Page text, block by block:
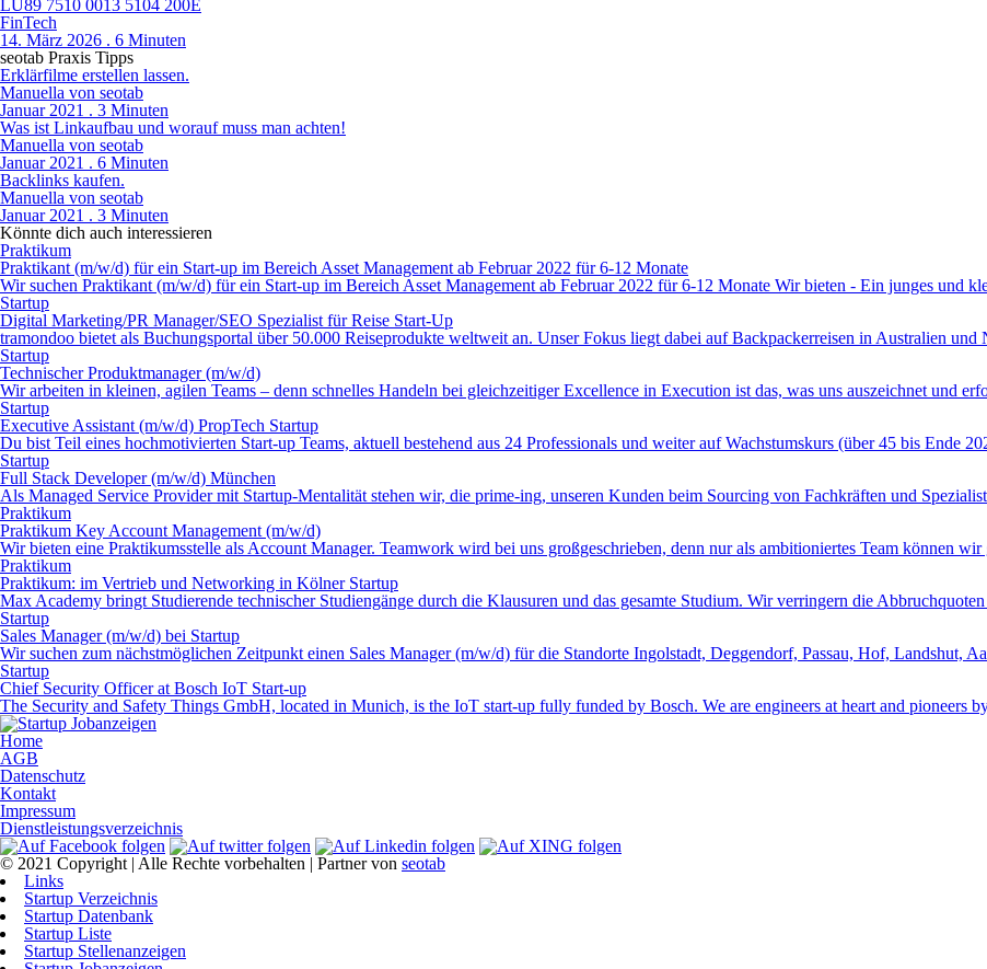
LU89 7510 0013 5104 200E
FinTech
14. März 2026 . 6 Minuten
seotab Praxis Tipps
Erklärfilme erstellen lassen.
Manuella von seotab
Januar 2021 . 3 Minuten
Was ist Linkaufbau und worauf muss man achten!
Manuella von seotab
Januar 2021 . 6 Minuten
Backlinks kaufen.
Manuella von seotab
Januar 2021 . 3 Minuten
Könnte dich auch interessieren
Praktikum
Praktikant (m/w/d) für ein Start-up im Bereich Asset Management ab Februar 2022 für 6-12 Monate
Wir suchen Praktikant (m/w/d) für ein Start-up im Bereich Asset Management ab Februar 2022 für 6-12 Monate Wir bieten - Ein junges und
Startup
Digital Marketing/PR Manager/SEO Spezialist für Reise Start-Up
tramondoo bietet als Buchungsportal über 50.000 Reiseprodukte weltweit an. Unser Fokus liegt dabei auf Backpackerreisen in Australien und
Startup
Technischer Produktmanager (m/w/d)
Wir arbeiten in kleinen, agilen Teams – denn schnelles Handeln bei gleichzeitiger Excellence in Execution ist das, was uns auszeichnet und
Startup
Executive Assistant (m/w/d) PropTech Startup
Du bist Teil eines hochmotivierten Start-up Teams, aktuell bestehend aus 24 Professionals und weiter auf Wachstumskurs (über 45 bis Ende
Startup
Full Stack Devel­oper (m/w/d) München
Als Managed Service Provider mit Startup-Mentalität stehen wir, die prime-ing, unseren Kunden beim Sourcing von Fachkräften und
Praktikum
Praktikum Key Account Management (m/w/d)
Wir bieten eine Praktikumsstelle als Account Manager. Teamwork wird bei uns großgeschrieben, denn nur als ambitioniertes Team können wir
Praktikum
Praktikum: im Vertrieb und Networking in Kölner Startup
Max Academy bringt Studierende technischer Studiengänge durch die Klausuren und das gesamte Studium. Wir verringern die
Startup
Sales Manager (m/w/d) bei Startup
Wir suchen zum nächstmöglichen Zeitpunkt einen Sales Manager (m/w/d) für die Standorte Ingolstadt, Deggendorf, Passau, Hof, Landshut,
Startup
Chief Security Officer at Bosch IoT Start-up
The Security and Safety Things GmbH, located in Munich, is the IoT start-up fully funded by Bosch. We are engineers at heart and pioneers
Home
AGB
Datenschutz
Kontakt
Impressum
Dienstleistungsverzeichnis
© 2021 Copyright | Alle Rechte vorbehalten | Partner von seotab
Links
Startup Verzeichnis
Startup Datenbank
Startup Liste
Startup Stellenanzeigen